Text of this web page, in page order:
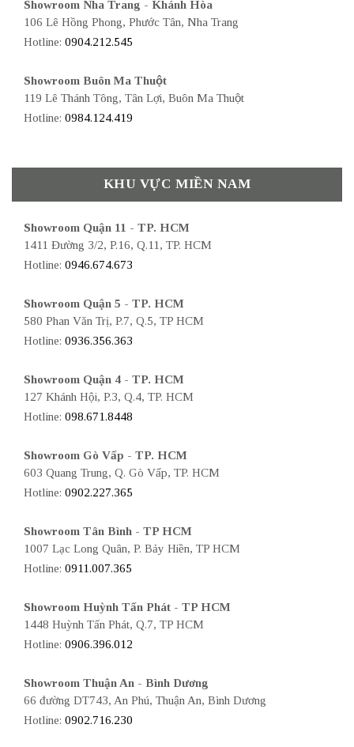
Showroom Nha Trang - Khánh Hòa
106 Lê Hồng Phong, Phước Tân, Nha Trang
Hotline: 0904.212.545
Showroom Buôn Ma Thuột
119 Lê Thánh Tông, Tân Lợi, Buôn Ma Thuột
Hotline: 0984.124.419
KHU VỰC MIỀN NAM
Showroom Quận 11 - TP. HCM
1411 Đường 3/2, P.16, Q.11, TP. HCM
Hotline: 0946.674.673
Showroom Quận 5 - TP. HCM
580 Phan Văn Trị, P.7, Q.5, TP HCM
Hotline: 0936.356.363
Showroom Quận 4 - TP. HCM
127 Khánh Hội, P.3, Q.4, TP. HCM
Hotline: 098.671.8448
Showroom Gò Vấp - TP. HCM
603 Quang Trung, Q. Gò Vấp, TP. HCM
Hotline: 0902.227.365
Showroom Tân Bình - TP HCM
1007 Lạc Long Quân, P. Bảy Hiền, TP HCM
Hotline: 0911.007.365
Showroom Huỳnh Tấn Phát - TP HCM
1448 Huỳnh Tấn Phát, Q.7, TP HCM
Hotline: 0906.396.012
Showroom Thuận An - Bình Dương
66 đường DT743, An Phú, Thuận An, Bình Dương
Hotline: 0902.716.230